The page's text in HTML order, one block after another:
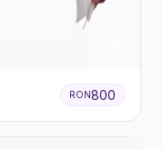
RON800